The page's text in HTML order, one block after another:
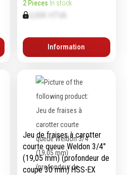
2 Pieces In stock
Information
Jeu de fraises à carotter
courte queue Weldon 3/4″
(19,05 mm) (profondeur de
coupe 30 mm) HSS-EX